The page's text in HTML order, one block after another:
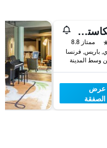
فندق لانكاستر باريس شانزليزيه
ممتاز 8.8
عرض
الصفقة